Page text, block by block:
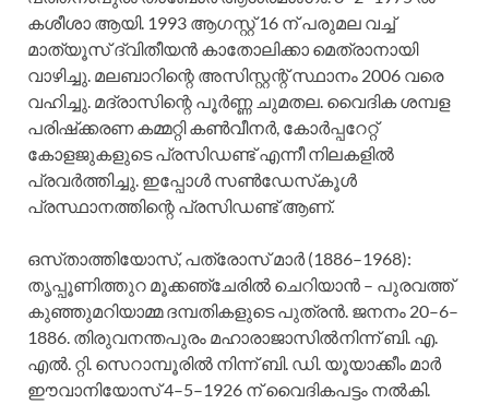
കശീശാ ആയി. 1993 ആഗസ്റ്റ്‌ 16 ന്‌ പരുമല വച്ച്‌
മാത്യൂസ്‌ ദ്വിതീയന്‍ കാതോലിക്കാ മെത്രാനായി
വാഴിച്ചു. മലബാറിന്റെ അസിസ്റ്റന്റ്‌ സ്ഥാനം 2006 വരെ
വഹിച്ചു. മദ്രാസിന്റെ പൂര്‍ണ്ണ ചുമതല. വൈദിക ശമ്പള
പരിഷ്‌ക്കരണ കമ്മറ്റി കണ്‍വീനര്‍, കോര്‍പ്പറേറ്റ്‌
കോളജുകളുടെ പ്രസിഡണ്ട്‌ എന്നീ നിലകളില്‍
പ്രവര്‍ത്തിച്ചു. ഇപ്പോള്‍ സണ്‍ഡേസ്‌കൂള്‍
പ്രസ്ഥാനത്തിന്റെ പ്രസിഡണ്ട്‌ ആണ്‌.
ഒസ്‌താത്തിയോസ്‌, പത്രോസ്‌ മാര്‍ (1886–1968):
തൃപ്പൂണിത്തുറ മൂക്കഞ്ചേരില്‍ ചെറിയാന്‍ – പുരവത്ത്‌
കുഞ്ഞുമറിയാമ്മ ദമ്പതികളുടെ പുത്രന്‍. ജനനം 20–6–
1886. തിരുവനന്തപുരം മഹാരാജാസില്‍നിന്ന്‌ ബി. എ.
എല്‍. റ്റി. സെറാമ്പൂരില്‍ നിന്ന്‌ ബി. ഡി. യൂയാക്കീം മാര്‍
ഈവാനിയോസ്‌ 4–5–1926 ന്‌ വൈദികപട്ടം നല്‍കി.